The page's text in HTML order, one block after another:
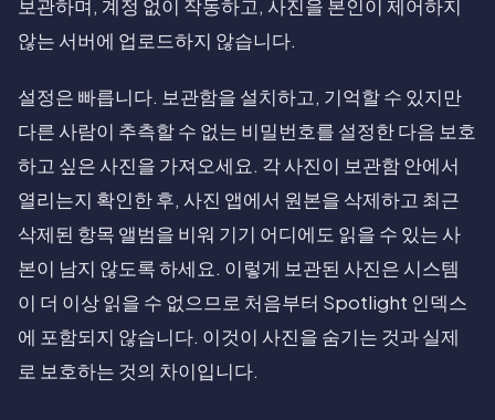
보관하며, 계정 없이 작동하고, 사진을 본인이 제어하지
않는 서버에 업로드하지 않습니다.
설정은 빠릅니다. 보관함을 설치하고, 기억할 수 있지만
다른 사람이 추측할 수 없는 비밀번호를 설정한 다음 보호
하고 싶은 사진을 가져오세요. 각 사진이 보관함 안에서
열리는지 확인한 후, 사진 앱에서 원본을 삭제하고 최근
삭제된 항목 앨범을 비워 기기 어디에도 읽을 수 있는 사
본이 남지 않도록 하세요. 이렇게 보관된 사진은 시스템
이 더 이상 읽을 수 없으므로 처음부터 Spotlight 인덱스
에 포함되지 않습니다. 이것이 사진을 숨기는 것과 실제
로 보호하는 것의 차이입니다.